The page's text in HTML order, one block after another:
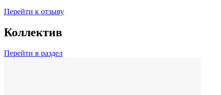
Перейти к отзыву
Коллектив
Перейти в раздел